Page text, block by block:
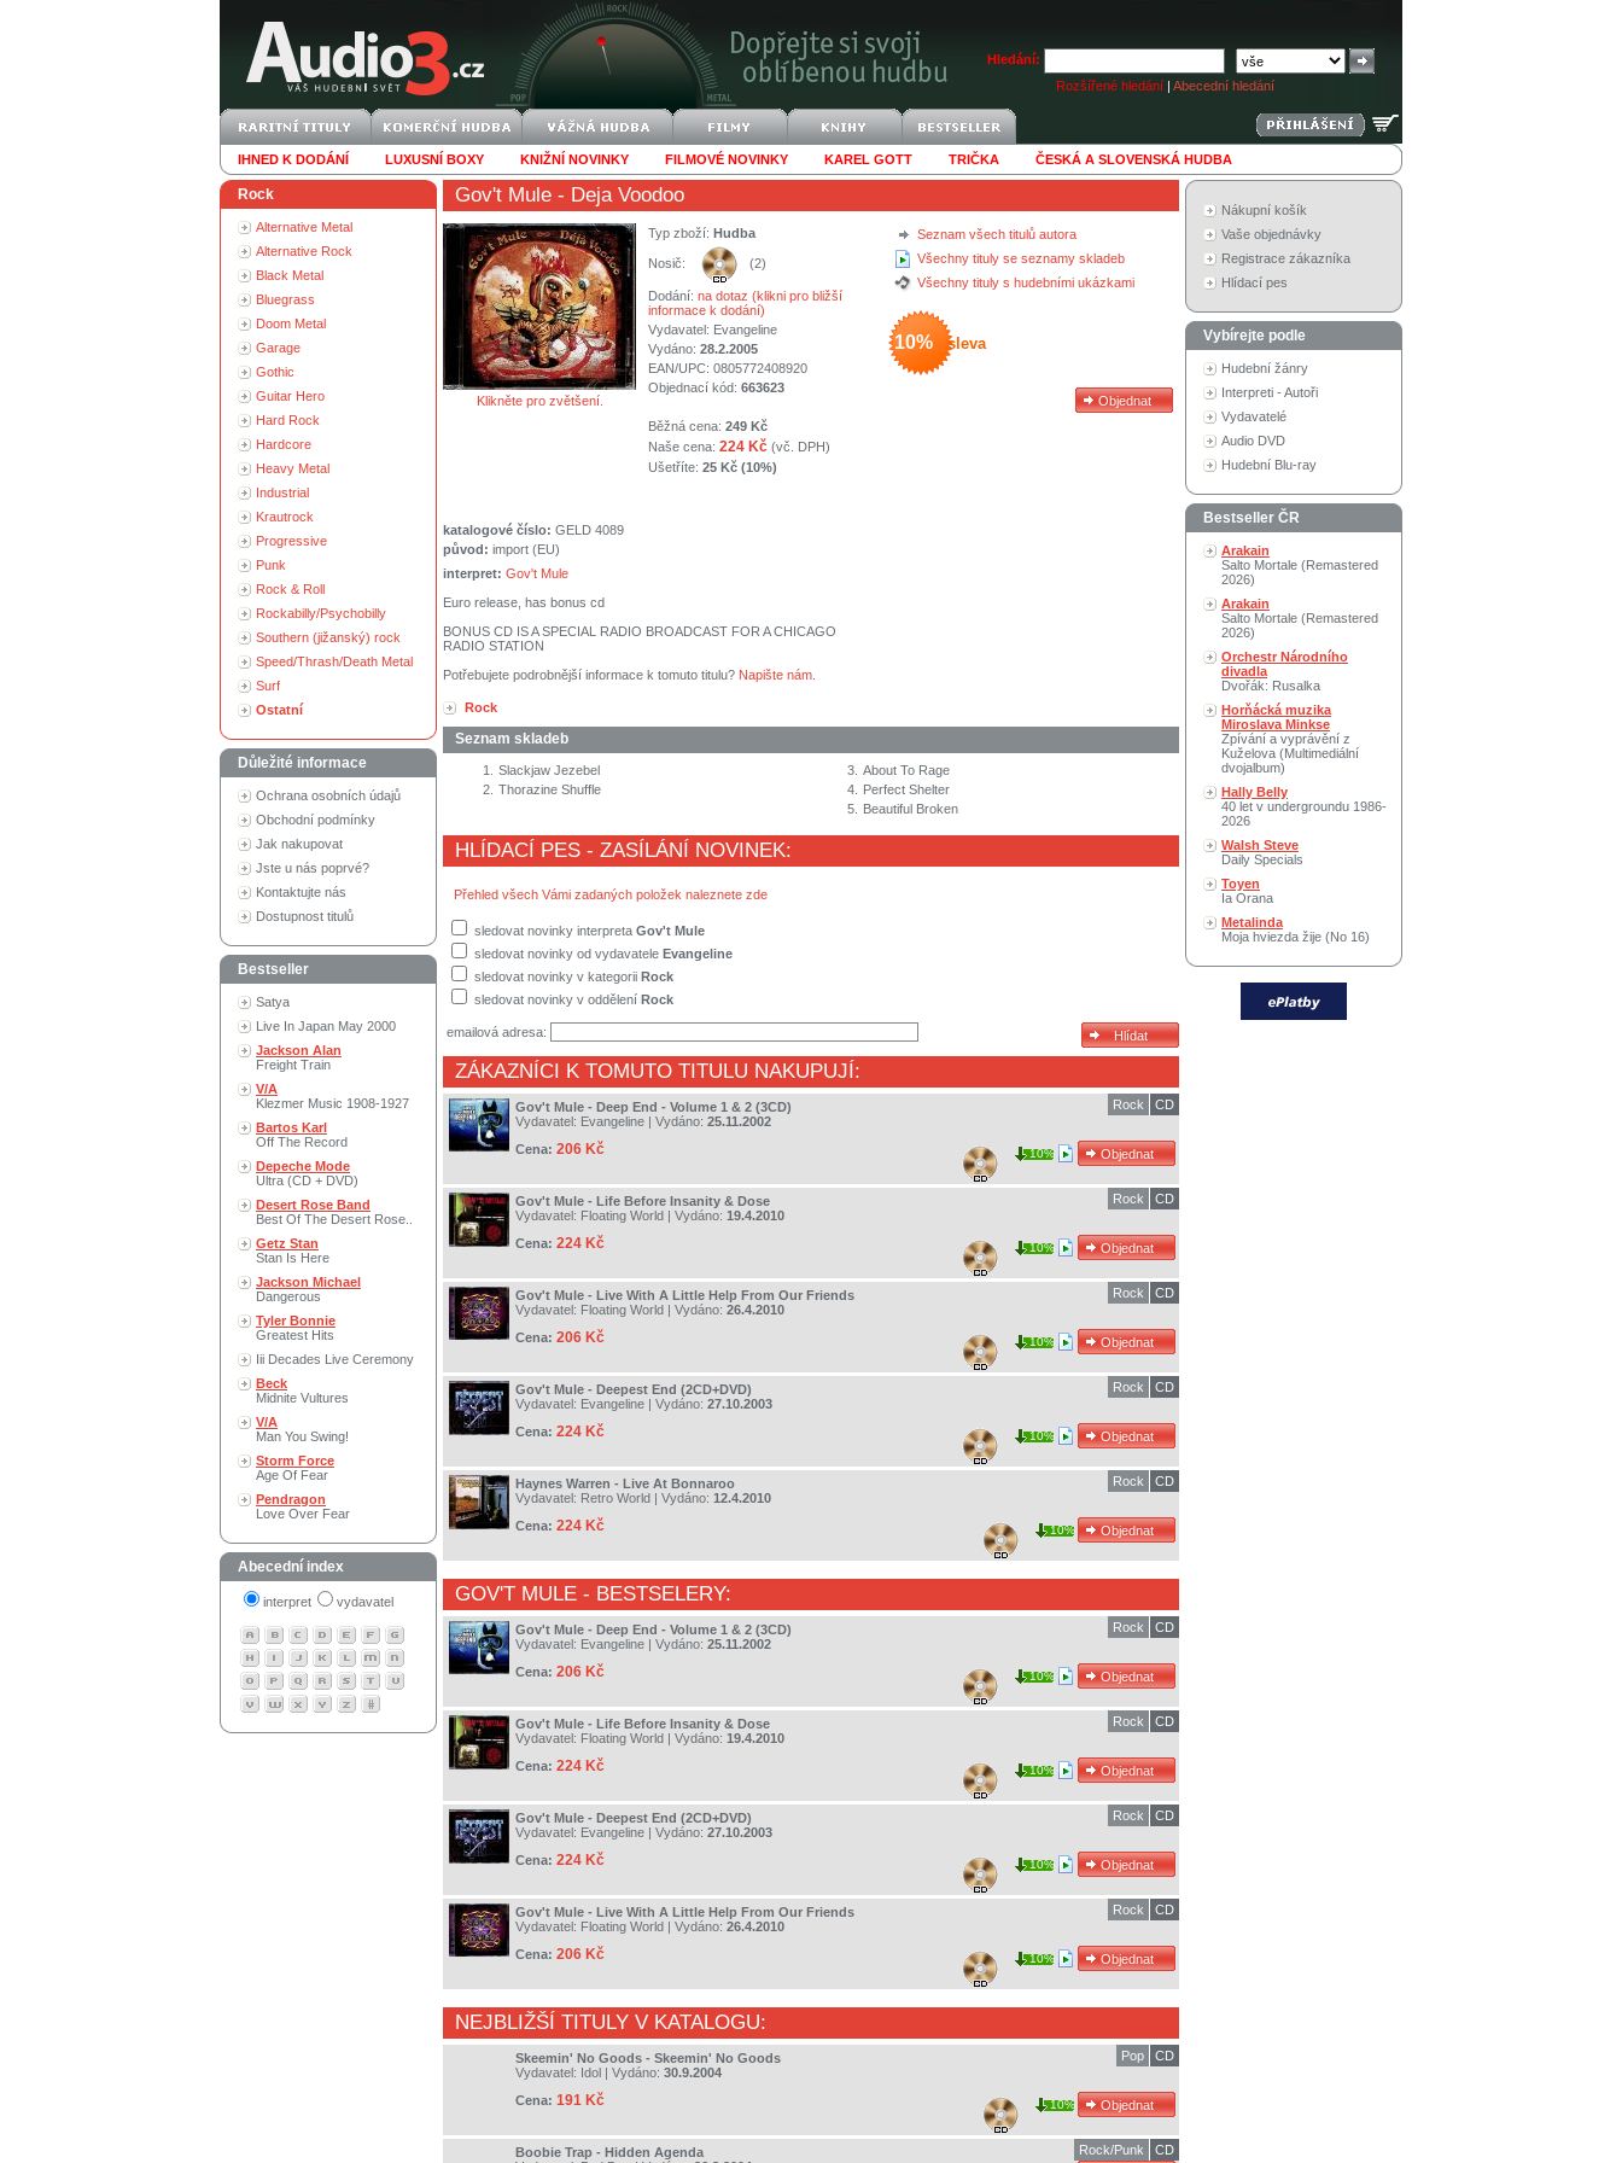
Hledání:
Rozšířené hledání | Abecední hledání
IHNED K DODÁNÍ LUXUSNÍ BOXY KNIŽNÍ NOVINKY FILMOVÉ NOVINKY KAREL GOTT TRIČKA ČESKÁ A SLOVENSKÁ HUDBA
Rock
Alternative Metal
Alternative Rock
Black Metal
Bluegrass
Doom Metal
Garage
Gothic
Guitar Hero
Hard Rock
Hardcore
Heavy Metal
Industrial
Krautrock
Progressive
Punk
Rock & Roll
Rockabilly/Psychobilly
Southern (jižanský) rock
Speed/Thrash/Death Metal
Surf
Ostatní
Důležité informace
Ochrana osobních údajů
Obchodní podmínky
Jak nakupovat
Jste u nás poprvé?
Kontaktujte nás
Dostupnost titulů
Bestseller
Satya
Live In Japan May 2000
Jackson Alan
Freight Train
V/A
Klezmer Music 1908-1927
Bartos Karl
Off The Record
Depeche Mode
Ultra (CD + DVD)
Desert Rose Band
Best Of The Desert Rose..
Getz Stan
Stan Is Here
Jackson Michael
Dangerous
Tyler Bonnie
Greatest Hits
Iii Decades Live Ceremony
Beck
Midnite Vultures
V/A
Man You Swing!
Storm Force
Age Of Fear
Pendragon
Love Over Fear
Abecední index
interpret vydavatel
Gov't Mule - Deja Voodoo
Klikněte pro zvětšení.
Seznam všech titulů autora
Všechny tituly se seznamy skladeb
Všechny tituly s hudebními ukázkami
10% sleva
Typ zboží: Hudba
Nosič: (2)
Dodání: na dotaz (klikni pro bližší
informace k dodání)
Vydavatel: Evangeline
Vydáno: 28.2.2005
EAN/UPC: 0805772408920
Objednací kód: 663623
Běžná cena: 249 Kč
Naše cena: 224 Kč (vč. DPH)
Ušetříte: 25 Kč (10%)
katalogové číslo: GELD 4089
původ: import (EU)
interpret: Gov't Mule
Euro release, has bonus cd
BONUS CD IS A SPECIAL RADIO BROADCAST FOR A CHICAGO
RADIO STATION
Potřebujete podrobnější informace k tomuto titulu? Napište nám
Rock
Seznam skladeb
1.
Slackjaw Jezebel
2. Thorazine Shuffle
3. About To Rage
4.
Perfect Shelter
5.
Beautiful Broken
HLÍDACÍ PES - ZASÍLÁNÍ NOVINEK:
Přehled všech Vámi zadaných položek naleznete zde
sledovat novinky interpreta Gov't Mule
sledovat novinky od vydavatele Evangeline
sledovat novinky v kategorii Rock
sledovat novinky v oddělení Rock
emailová adresa:
ZÁKAZNÍCI K TOMUTO TITULU NAKUPUJÍ:
Gov't Mule - Deep End - Volume 1 & 2 (3CD)
Vydavatel: Evangeline | Vydáno: 25.11.2002
Cena: 206 Kč
CD
Rock
10%
Gov't Mule - Life Before Insanity & Dose
Vydavatel: Floating World | Vydáno: 19.4.2010
Cena: 224 Kč
CD
Rock
10%
Gov't Mule - Live With A Little Help From Our Friends
Vydavatel: Floating World | Vydáno: 26.4.2010
Cena: 206 Kč
CD
Rock
10%
Gov't Mule - Deepest End (2CD+DVD)
Vydavatel: Evangeline | Vydáno: 27.10.2003
Cena: 224 Kč
CD
Rock
10%
Haynes Warren - Live At Bonnaroo
Vydavatel: Retro World | Vydáno: 12.4.2010
Cena: 224 Kč
CD
Rock
10%
GOV'T MULE - BESTSELERY:
Gov't Mule - Deep End - Volume 1 & 2 (3CD)
Vydavatel: Evangeline | Vydáno: 25.11.2002
Cena: 206 Kč
CD
Rock
10%
Gov't Mule - Life Before Insanity & Dose
Vydavatel: Floating World | Vydáno: 19.4.2010
Cena: 224 Kč
CD
Rock
10%
Gov't Mule - Deepest End (2CD+DVD)
Vydavatel: Evangeline | Vydáno: 27.10.2003
Cena: 224 Kč
CD
Rock
10%
Gov't Mule - Live With A Little Help From Our Friends
Vydavatel: Floating World | Vydáno: 26.4.2010
Cena: 206 Kč
CD
Rock
10%
NEJBLIŽŠÍ TITULY V KATALOGU:
Skeemin' No Goods - Skeemin' No Goods
Vydavatel: Idol | Vydáno: 30.9.2004
Cena: 191 Kč
CD
Pop
10%
Boobie Trap - Hidden Agenda
CD
Rock/Punk
Nákupní košík
Vaše objednávky
Registrace zákazníka
Hlídací pes
Vybírejte podle
Hudební žánry
Interpreti - Autoři
Vydavatelé
Audio DVD
Hudební Blu-ray
Bestseller ČR
Arakain
Salto Mortale (Remastered
2026)
Arakain
Salto Mortale (Remastered
2026)
Orchestr Národního
divadla
Dvořák: Rusalka
Horňácká muzika
Miroslava Minkse
Zpívání a vyprávění z
Kuželova (Multimediální
dvojalbum)
Hally Belly
40 let v undergroundu 1986-
2026
Walsh Steve
Daily Specials
Toyen
Ia Orana
Metalinda
Moja hviezda žije (No 16)